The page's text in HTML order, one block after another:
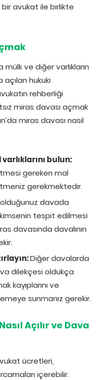
bir avukat ile birlikte
mülk ve diğer varlıkların
açılan hukuki
rehberliği
miras davası açmak
miras davası nasıl
bulun:
gereken mal
gerekmektedir.
davada
tespit edilmesi
davasında davalının
Diğer davalarda
dilekçesi oldukça
kayıplarını ve
sunmanız gerekir.
Açılır ve Dava
ücretleri,
içerebilir.